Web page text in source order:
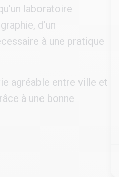
laboratoire
d’un
à une pratique
agréable entre ville et
à une bonne